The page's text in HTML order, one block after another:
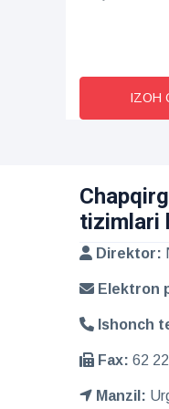
IZOH
tizimlari
Direktor:
Elektron
Ishonch
Fax: 62
Manzil: